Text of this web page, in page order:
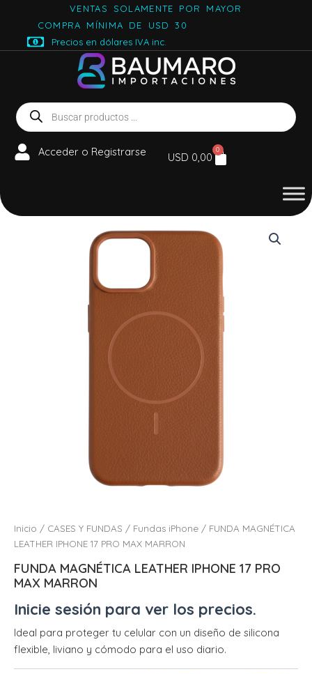
contenido
VENTAS SOLAMENTE POR MAYOR
COMPRA MÍNIMA DE USD 30
Precios en dólares IVA inc.
Búsqueda
de
productos
Acceder o Registrarse USD 0,00
0
Carrito
Inicio / CASES Y FUNDAS / Fundas iPhone / FUNDA MAGNÉTICA
LEATHER IPHONE 17 PRO MAX MARRON
FUNDA MAGNÉTICA LEATHER IPHONE 17 PRO
MAX MARRON
Inicie sesión para ver los precios.
Ideal para proteger tu celular con un diseño de silicona
flexible, liviano y cómodo para el uso diario.